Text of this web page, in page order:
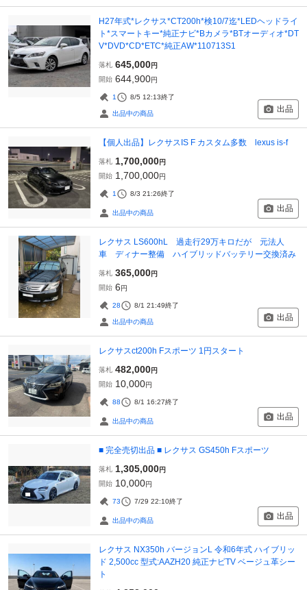
H27年式*レクサス*CT200h*検10/7迄*LEDヘッドライ
ト*スマートキー*純正ナビ*Bカメラ*BTオーディオ*DT
V*DVD*CD*ETC*純正AW*110713S1
落札 645,000円
開始 644,900円
1 8/5 12:13終了
出品中の商品 出品
【個人出品】レクサスIS F カスタム多数 lexus is-f
落札 1,700,000円
開始 1,700,000円
1 8/3 21:26終了
出品中の商品 出品
レクサス LS600hL 過走行29万キロだが 元法人
車 ディナー整備 ハイブリッドバッテリー交換済み
落札 365,000円
開始 6円
28 8/1 21:49終了
出品中の商品 出品
レクサスct200h Fスポーツ 1円スタート
落札 482,000円
開始 10,000円
88 8/1 16:27終了
出品中の商品 出品
■ 完全売切出品 ■ レクサス GS450h Fスポーツ
落札 1,305,000円
開始 10,000円
73 7/29 22:10終了
出品中の商品 出品
レクサス NX350h バージョンL 令和6年式 ハイブリッ
ド 2,500cc 型式:AAZH20 純正ナビTV ベージュ革シー
ト